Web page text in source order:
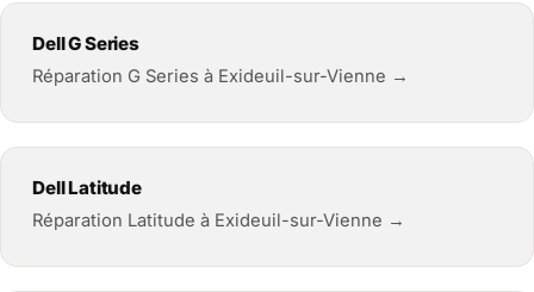
Dell G Series
Réparation G Series à Exideuil-sur-Vienne →
Dell Latitude
Réparation Latitude à Exideuil-sur-Vienne →